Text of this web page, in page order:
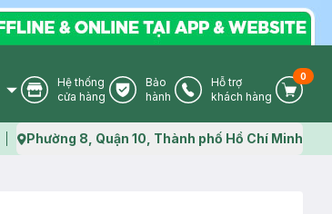
Store Icon
Hệ thống
cửa hàng
Warranty Icon
Bảo
hành
Phone Icon
Hỗ trợ
khách hàng
Cart
0
Map icon
Phường 8, Quận 10, Thành phố Hồ Chí Minh